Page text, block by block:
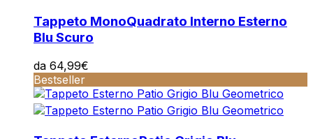
Tappeto MonoQuadrato Interno Esterno
Blu Scuro
da 64,99€
Bestseller